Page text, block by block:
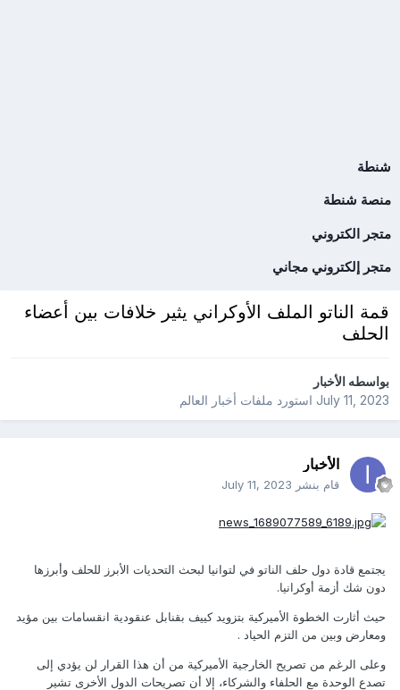
شنطة
منصة شنطة
متجر الكتروني
متجر إلكتروني مجاني
قمة الناتو الملف الأوكراني يثير خلافات بين أعضاء
الحلف
بواسطهالأخبار
July 11, 2023استورد ملفات أخبار العالم
الأخبار
قام بنشر July 11, 2023
يجتمع قادة دول حلف الناتو في لتوانيا لبحث التحديات الأبرز للحلف وأبرزها
دون شك أزمة أوكرانيا.
حيث أثارت الخطوة الأميركية بتزويد كييف بقنابل عنقودية انقسامات بين مؤيد
ومعارض وبين من التزم الحياد .
وعلى الرغم من تصريح الخارجية الأميركية من أن هذا القرار لن يؤدي إلى
تصدع الوحدة مع الحلفاء والشركاء، إلا أن تصريحات الدول الأخرى تشير